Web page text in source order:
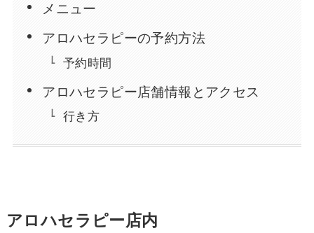
メニュー
アロハセラピーの予約方法
予約時間
アロハセラピー店舗情報とアクセス
行き方
アロハセラピー店内